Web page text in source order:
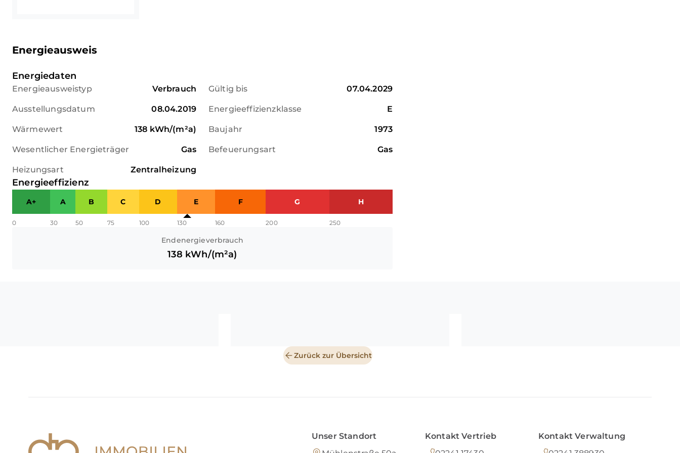
Energieausweis
Energiedaten
Energieausweistyp Verbrauch Gültig bis 07.04.2029
Ausstellungsdatum 08.04.2019 Energieeffizienzklasse E
Wärmewert 138 kWh/(m²a) Baujahr 1973
Wesentlicher Energieträger Gas Befeuerungsart Gas
Heizungsart Zentralheizung
Energieeffizienz
A+ A B C D E F G H
0 30 50 75 100 130 160 200 250
Endenergieverbrauch
138 kWh/(m²a)
Zurück zur Übersicht
Unser Standort
Kontakt Vertrieb
Kontakt Verwaltung